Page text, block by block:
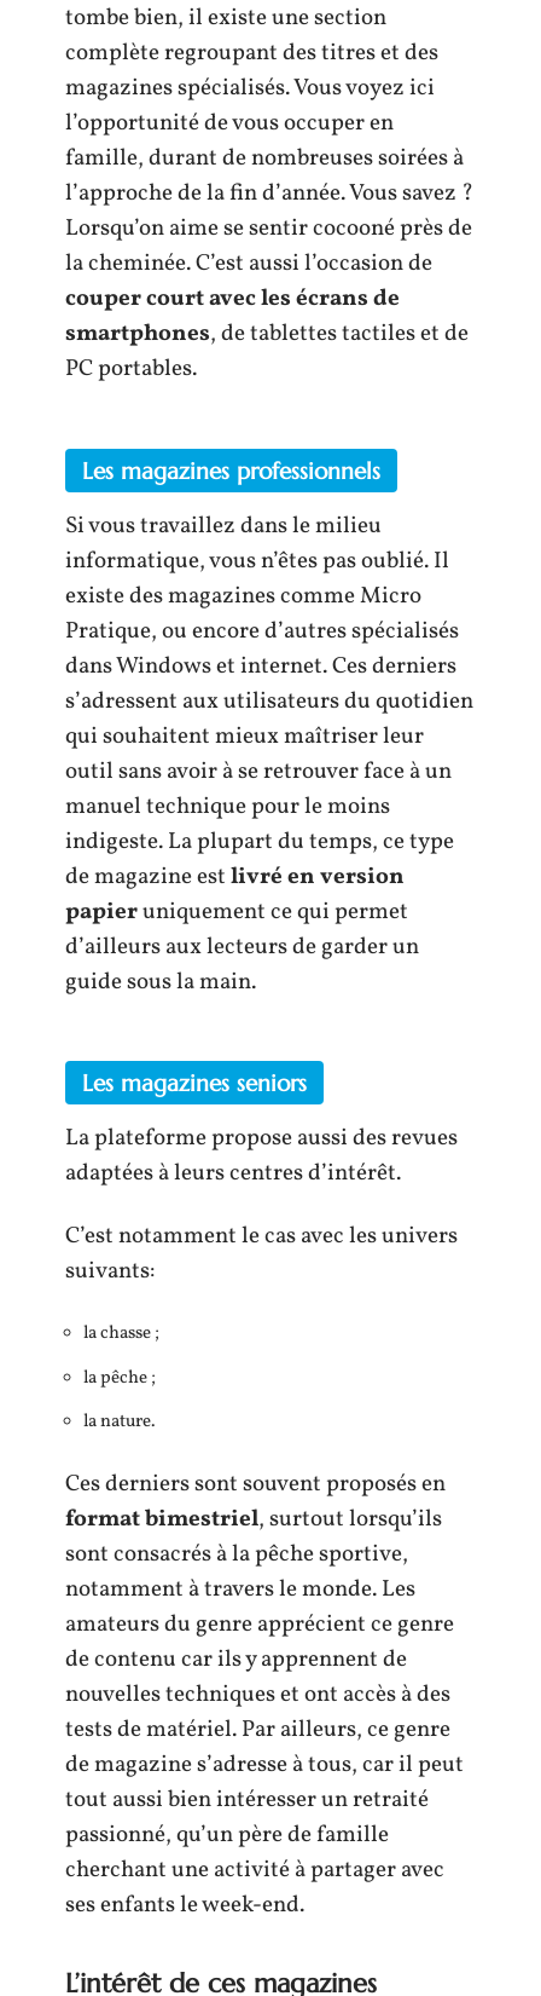
tombe bien, il existe une section
complète regroupant des titres et des
magazines spécialisés. Vous voyez ici
l’opportunité de vous occuper en
famille, durant de nombreuses soirées à
l’approche de la fin d’année. Vous savez ?
Lorsqu’on aime se sentir cocooné près de
la cheminée. C’est aussi l’occasion de
couper court avec les écrans de
smartphones, de tablettes tactiles et de
PC portables.
Les magazines professionnels
Si vous travaillez dans le milieu
informatique, vous n’êtes pas oublié. Il
existe des magazines comme Micro
Pratique, ou encore d’autres spécialisés
dans Windows et internet. Ces derniers
s’adressent aux utilisateurs du quotidien
qui souhaitent mieux maîtriser leur
outil sans avoir à se retrouver face à un
manuel technique pour le moins
indigeste. La plupart du temps, ce type
de magazine estlivré en version
papieruniquement ce qui permet
d’ailleurs aux lecteurs de garder un
guide sous la main.
Les magazines seniors
La plateforme propose aussi des revues
adaptées à leurs centres d’intérêt.
C’est notamment le cas avec les univers
suivants:
la chasse ;
la pêche ;
la nature.
Ces derniers sont souvent proposés en
format bimestriel, surtout lorsqu’ils
sont consacrés à la pêche sportive,
notamment à travers le monde. Les
amateurs du genre apprécient ce genre
de contenu car ils y apprennent de
nouvelles techniques et ont accès à des
tests de matériel. Par ailleurs, ce genre
de magazine s’adresse à tous, car il peut
tout aussi bien intéresser un retraité
passionné, qu’un père de famille
cherchant une activité à partager avec
ses enfants le week-end.
L’intérêt de ces magazines